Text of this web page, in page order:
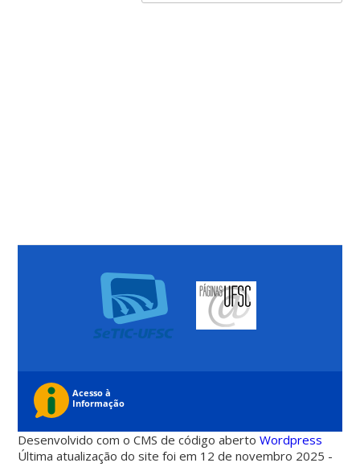
Desenvolvido com o CMS de código abertoWordpress
Última atualização do site foi em 12 de novembro 2025 -